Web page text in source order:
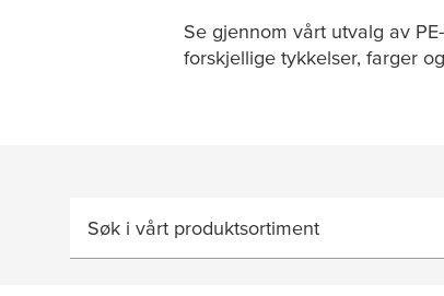
Se gjennom vårt utvalg av
forskjellige tykkelser, farger
Søk i vårt produktsortiment